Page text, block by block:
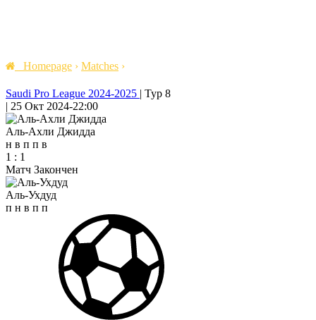
Homepage › Matches ›
Saudi Pro League 2024-2025 | Тур 8
| 25 Окт 2024-22:00
Аль-Ахли Джидда
н в п п в
1 : 1
Матч Закончен
Аль-Ухдуд
п н в п п